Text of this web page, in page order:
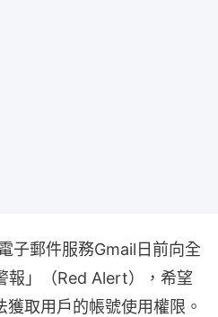
子郵件服務Gmail日前向全
報」（Red Alert），希望
取用戶的帳號使用權限。